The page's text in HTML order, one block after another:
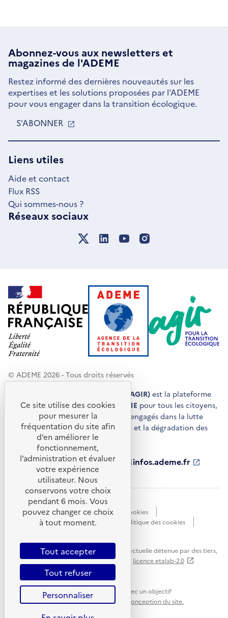
Abonnez-vous aux newsletterset
magazines de l'ADEME
Restez informé des dernières nouveautés sur les
expertises et les solutions proposées par l'ADEME
pour vous engager dans la transition écologique.
S'ABONNER
UNE
Liens utiles
Aide et contact
Flux RSS
Qui sommes-nous ?
Réseaux sociaux
© ADEME 2026 - Tous droits réservés
Agir pour la transition écologique (AGIR) est la plateforme
de conseils et de services de l'ADEME pour tous les citoyens,
acteurs économiques et territoires engagés dans la lutte
contre le réchauffement climatique et la dégradation des
ressources.
ademe.fr
S'ouvre
nouvelle
fenêtre
librairie.ademe.fr
S'ouvre
dans
une
nouvelle
fenêtre
infos.ademe.fr
S'ouvre
nouvelle
ademe.fr/presse
S'ouvre
nouvelle
fenêtre
Accessibilité : non conforme
Données personnelles
Gestion des cookies
Mentions légales
Plan du site
Politique des cookies
dans
nouvelle
Sauf mention explicite de propriété intellectuelle détenue par des tiers,
les contenus de ce site sont proposés sous licence etalab-2.0
Ce site internet est pensé et développé avec un objectif
d'écoconception.En savoir plus sur l'écoconception du site.
Ce site utilise des cookies
pour mesurer la
fréquentation du site afin
d’en améliorer le
fonctionnement,
l’administration et évaluer
votre expérience
utilisateur. Nous
conservons votre choix
pendant 6 mois. Vous
pouvez changer ce choix
à tout moment.
Tout accepter
Tout refuser
Personnaliser